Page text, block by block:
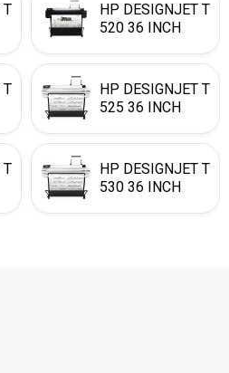
T
HP DESIGNJET T
520 36 INCH
T
HP DESIGNJET T
525 36 INCH
T
HP DESIGNJET T
530 36 INCH